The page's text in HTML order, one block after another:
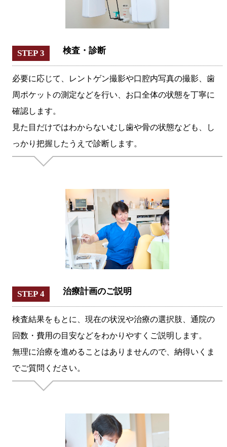
STEP 3 検査・診断
必要に応じて、レントゲン撮影や口腔内写真の撮影、歯
周ポケットの測定などを行い、お口全体の状態を丁寧に
確認します。
見た目だけではわからないむし歯や骨の状態なども、し
っかり把握したうえで診断します。
STEP 4 治療計画のご説明
検査結果をもとに、現在の状況や治療の選択肢、通院の
回数・費用の目安などをわかりやすくご説明します。
無理に治療を進めることはありませんので、納得いくま
でご質問ください。